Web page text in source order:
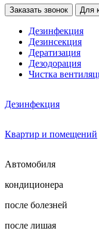
Заказать звонок Для
Дезинфекция
Дезинсекция
Дератизация
Дезодорация
Чистка
Дезинфекция
Квартир и помещений
Автомобиля
кондиционера
после болезней
после лишая